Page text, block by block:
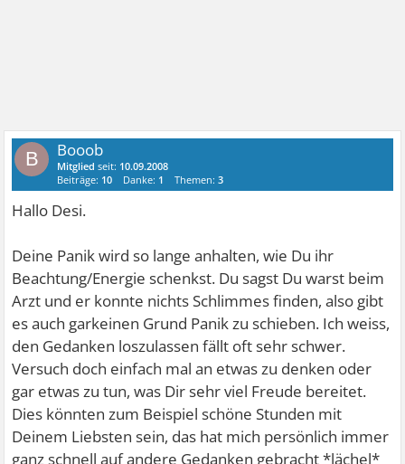
B Booob
Mitglied seit: 10.09.2008
Beiträge: 10 Danke: 1 Themen:3
Hallo Desi.
Deine Panik wird so lange anhalten, wie Du ihr
Beachtung/Energie schenkst. Du sagst Du warst beim
Arzt und er konnte nichts Schlimmes finden, also gibt
es auch garkeinen Grund Panik zu schieben. Ich weiss,
den Gedanken loszulassen fällt oft sehr schwer.
Versuch doch einfach mal an etwas zu denken oder
gar etwas zu tun, was Dir sehr viel Freude bereitet.
Dies könnten zum Beispiel schöne Stunden mit
Deinem Liebsten sein, das hat mich persönlich immer
ganz schnell auf andere Gedanken gebracht *lächel*